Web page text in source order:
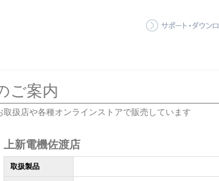
ご案内
扱店や各種オンラインストアで販売しています
上新電機佐渡店
取扱製品